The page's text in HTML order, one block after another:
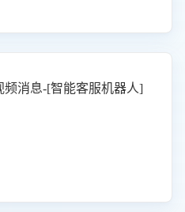
影像类目剧本，一键开启客服
频消息-[智能客服机器人]